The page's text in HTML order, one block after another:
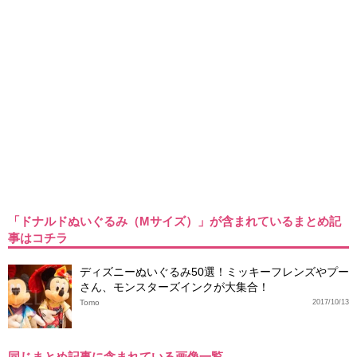
「ドナルドぬいぐるみ（Mサイズ）」が含まれているまとめ記
事はコチラ
ディズニーぬいぐるみ50選！ミッキーフレンズやプー
さん、モンスターズインクが大集合！
2017/10/13
Tomo